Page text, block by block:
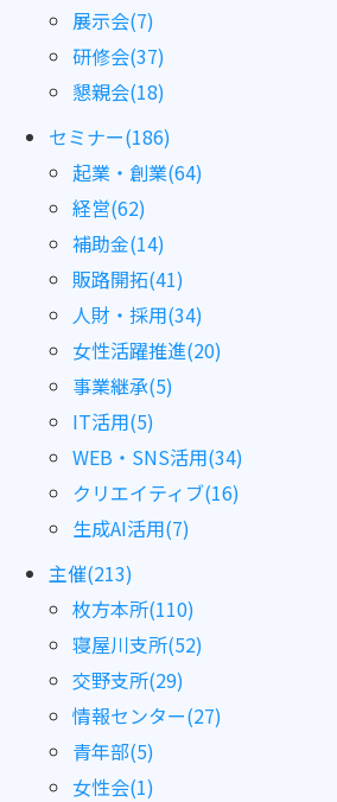
展示会(7)
研修会(37)
懇親会(18)
セミナー(186)
起業・創業(64)
経営(62)
補助金(14)
販路開拓(41)
人財・採用(34)
女性活躍推進(20)
事業継承(5)
IT活用(5)
WEB・SNS活用(34)
クリエイティブ(16)
生成AI活用(7)
主催(213)
枚方本所(110)
寝屋川支所(52)
交野支所(29)
情報センター(27)
青年部(5)
女性会(1)